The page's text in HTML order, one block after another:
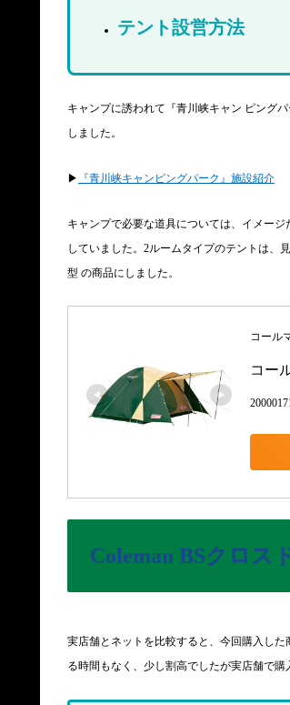
テント設営方法
キャンプに誘われて『青川峡キャン ピング
しました。
▶︎ 『青川峡キャンピングパーク』施設紹介
キャンプで必要な道具については、イメー
していました。2ルームタイプのテントは、
型 の商品にしました。
コール
コー
Coleman BSクロス
実店舗とネットを比較すると、今回購入し
る時間もなく、少し割高でしたが実店舗で購